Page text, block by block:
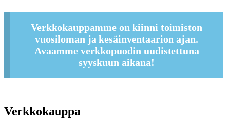
Verkkokauppamme on kiinni toimiston
vuosiloman ja kesäinventaarion ajan.
Avaamme verkkopuodin uudistettuna
syyskuun aikana!
Verkkokauppa